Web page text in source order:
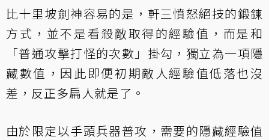
比十里坡劍神容易的是，軒三憤怒絕技的鍛鍊
方式，並不是看殺敵取得的經驗值，而是和
「普通攻擊打怪的次數」掛勾，獨立為一項隱
藏數值，因此即便初期敵人經驗值低落也沒
差，反正多扁人就是了。
由於限定以手頭兵器普攻，需要的隱藏經驗值